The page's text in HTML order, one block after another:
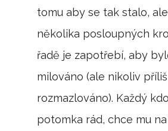
tomu aby se tak stalo,
několika posloupných
řadě je zapotřebí, aby
milováno (ale nikoliv příliš
rozmazlováno). Každý
potomka rád, chce mu